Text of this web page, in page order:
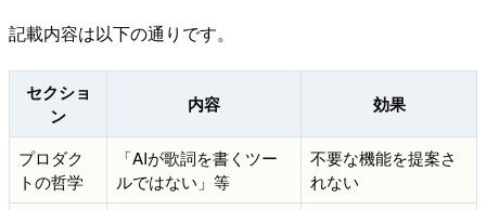
記載内容は以下の通りです。
セクショ
ン
内容 効果
プロダク
トの哲学
「AIが歌詞を書くツー
ルではない」等
不要な機能を提案さ
れない